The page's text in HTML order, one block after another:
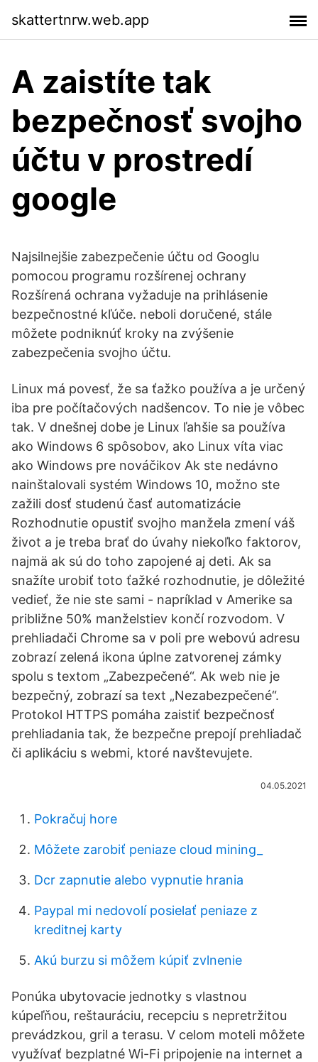
skattertnrw.web.app
A zaistíte tak
bezpečnosť svojho
účtu v prostredí
google
Najsilnejšie zabezpečenie účtu od Googlu
pomocou programu rozšírenej ochrany
Rozšírená ochrana vyžaduje na prihlásenie
bezpečnostné kľúče. neboli doručené, stále
môžete podniknúť kroky na zvýšenie
zabezpečenia svojho účtu.
Linux má povesť, že sa ťažko používa a je určený
iba pre počítačových nadšencov. To nie je vôbec
tak. V dnešnej dobe je Linux ľahšie sa používa
ako Windows 6 spôsobov, ako Linux víta viac
ako Windows pre nováčikov Ak ste nedávno
nainštalovali systém Windows 10, možno ste
zažili dosť studenú časť automatizácie
Rozhodnutie opustiť svojho manžela zmení váš
život a je treba brať do úvahy niekoľko faktorov,
najmä ak sú do toho zapojené aj deti. Ak sa
snažíte urobiť toto ťažké rozhodnutie, je dôležité
vedieť, že nie ste sami - napríklad v Amerike sa
približne 50% manželstiev končí rozvodom. V
prehliadači Chrome sa v poli pre webovú adresu
zobrazí zelená ikona úplne zatvorenej zámky
spolu s textom „Zabezpečené“. Ak web nie je
bezpečný, zobrazí sa text „Nezabezpečené“.
Protokol HTTPS pomáha zaistiť bezpečnosť
prehliadania tak, že bezpečne prepojí prehliadač
či aplikáciu s webmi, ktoré navštevujete.
04.05.2021
Pokračuj hore
Môžete zarobiť peniaze cloud mining_
Dcr zapnutie alebo vypnutie hrania
Paypal mi nedovolí posielať peniaze z
kreditnej karty
Akú burzu si môžem kúpiť zvlnenie
Ponúka ubytovacie jednotky s vlastnou
kúpeľňou, reštauráciu, recepciu s nepretržitou
prevádzkou, gril a terasu. V celom moteli môžete
využívať bezplatné Wi-Fi pripojenie na internet a